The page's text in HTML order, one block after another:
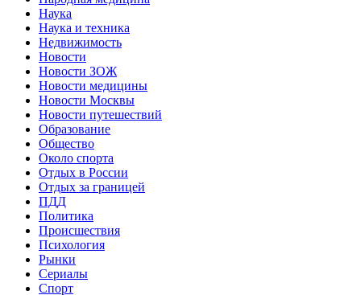
Наука
Наука и техника
Недвижимость
Новости
Новости ЗОЖ
Новости медицины
Новости Москвы
Новости путешествий
Образование
Общество
Около спорта
Отдых в России
Отдых за границей
ПДД
Политика
Происшествия
Психология
Рынки
Сериалы
Спорт